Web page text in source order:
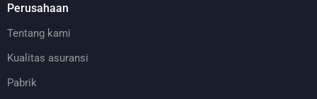
Perusahaan
Tentang kami
Kualitas asuransi
Pabrik